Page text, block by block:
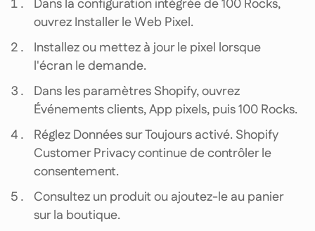
Dans la configuration intégrée de 100 Rocks,
ouvrez Installer le Web Pixel.
Installez ou mettez à jour le pixel lorsque
l'écran le demande.
Dans les paramètres Shopify, ouvrez
Événements clients, App pixels, puis 100 Rocks.
Réglez Données sur Toujours activé. Shopify
Customer Privacy continue de contrôler le
consentement.
Consultez un produit ou ajoutez-le au panier
sur la boutique.